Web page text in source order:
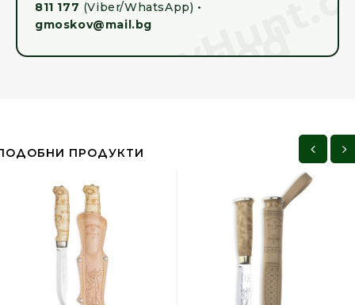
811 177 (Viber/WhatsApp) •
gmoskov@mail.bg
ПРОДУКТИ